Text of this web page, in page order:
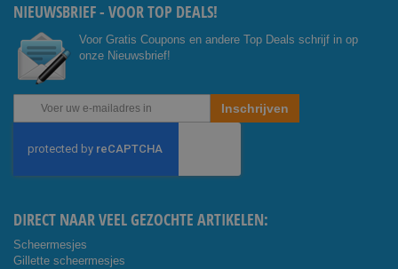
NIEUWSBRIEF - VOOR TOP DEALS!
Voor Gratis Coupons en andere Top Deals schrijf in op
onze Nieuwsbrief!
Abonneer
onze
Inschrijven
DIRECT NAAR VEEL GEZOCHTE ARTIKELEN:
Scheermesjes
Gillette scheermesjes